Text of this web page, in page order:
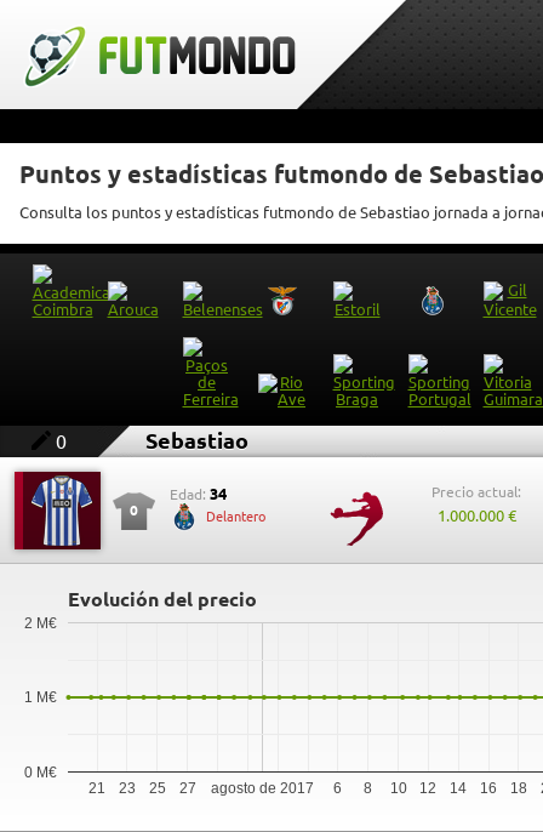
Puntos y estadísticas futmondo de Sebastiao
Consulta los puntos y estadísticas futmondo de Sebastiao jornada a
0 Sebastiao
0
Edad: 34
Delantero
Precio actual:
1.000.000 €
Evolución del precio
agosto de 2017
21 23 25 27 6 8 10 12 14 16 18
0 M€
1 M€
2 M€